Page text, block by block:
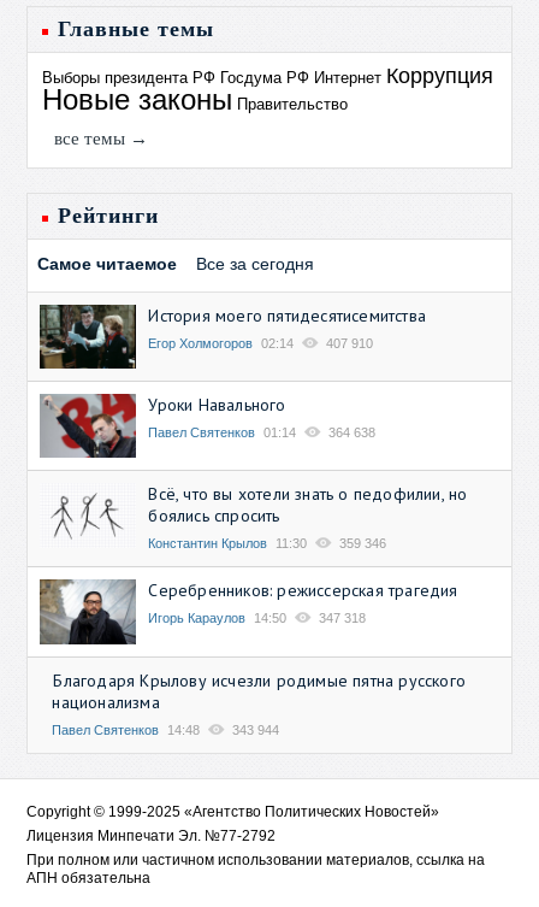
Главные темы
Выборы президента РФ Госдума РФ Интернет Коррупция
Новые законы Правительство
все темы →
Рейтинги
Самое читаемое Все за сегодня
История моего пятидесятисемитства
Егор Холмогоров 02:14 407 910
Уроки Навального
Павел Святенков 01:14 364 638
Всё, что вы хотели знать о педофилии, но
боялись спросить
Константин Крылов 11:30 359 346
Серебренников: режиссерская трагедия
Игорь Караулов 14:50 347 318
Благодаря Крылову исчезли родимые пятна русского
национализма
Павел Святенков 14:48 343 944
Copyright © 1999-2025 «Агентство Политических Новостей»
Лицензия Минпечати Эл. №77-2792
При полном или частичном использовании материалов, ссылка на
АПН обязательна